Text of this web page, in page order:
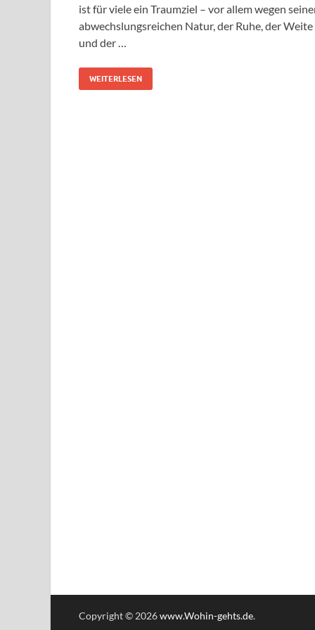
ist für viele ein Traumziel – vor allem wegen
abwechslungsreichen Natur, der Ruhe, der Weite
und der …
WEITERLESEN
Copyright © 2026www.Wohin-gehts.de.